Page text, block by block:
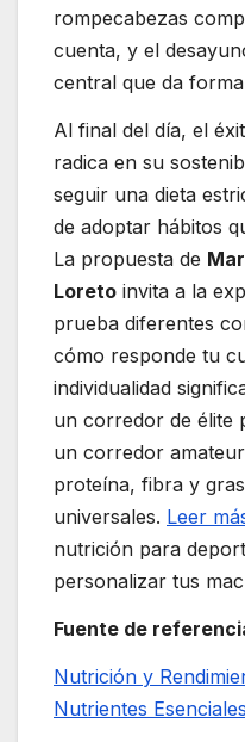
rompecabezas
cuenta, y el
central que da
Al final del día, el
radica en su
seguir una dieta
de adoptar hábitos
La propuesta de
Loreto invita a la
prueba diferentes
cómo responde tu
individualidad
un corredor de élite
un corredor
proteína, fibra y
universales. Leer
nutrición para
personalizar tus
Fuente de
Nutrición y
Nutrientes Esenciales